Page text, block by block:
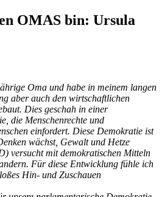
OMAS bin: Ursula
Oma und habe in meinem langen
aber auch den wirtschaftlichen
Dies geschah in einer
die Menschenrechte und
einfordert. Diese Demokratie ist
wächst, Gewalt und Hetze
versucht mit demokratischen Mitteln
Für diese Entwicklung fühle ich
Hin- und Zuschauen